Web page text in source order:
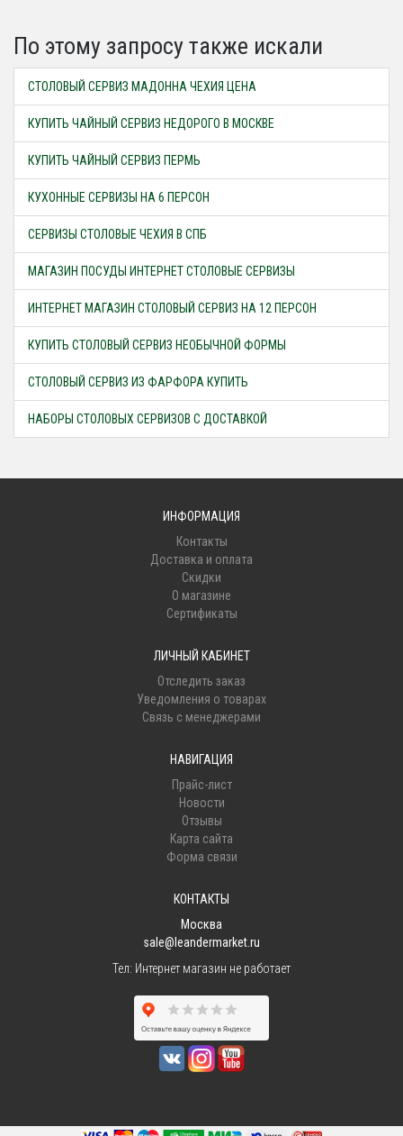
По этому запросу также искали
СТОЛОВЫЙ СЕРВИЗ МАДОННА ЧЕХИЯ ЦЕНА
КУПИТЬ ЧАЙНЫЙ СЕРВИЗ НЕДОРОГО В МОСКВЕ
КУПИТЬ ЧАЙНЫЙ СЕРВИЗ ПЕРМЬ
КУХОННЫЕ СЕРВИЗЫ НА 6 ПЕРСОН
СЕРВИЗЫ СТОЛОВЫЕ ЧЕХИЯ В СПБ
МАГАЗИН ПОСУДЫ ИНТЕРНЕТ СТОЛОВЫЕ СЕРВИЗЫ
ИНТЕРНЕТ МАГАЗИН СТОЛОВЫЙ СЕРВИЗ НА 12 ПЕРСОН
КУПИТЬ СТОЛОВЫЙ СЕРВИЗ НЕОБЫЧНОЙ ФОРМЫ
СТОЛОВЫЙ СЕРВИЗ ИЗ ФАРФОРА КУПИТЬ
НАБОРЫ СТОЛОВЫХ СЕРВИЗОВ С ДОСТАВКОЙ
ИНФОРМАЦИЯ
Контакты
Доставка и оплата
Скидки
О магазине
Сертификаты
ЛИЧНЫЙ КАБИНЕТ
Отследить заказ
Уведомления о товарах
Связь с менеджерами
НАВИГАЦИЯ
Прайс-лист
Новости
Отзывы
Карта сайта
Форма связи
КОНТАКТЫ
Москва
sale@leandermarket.ru
Тел: Интернет магазин не работает